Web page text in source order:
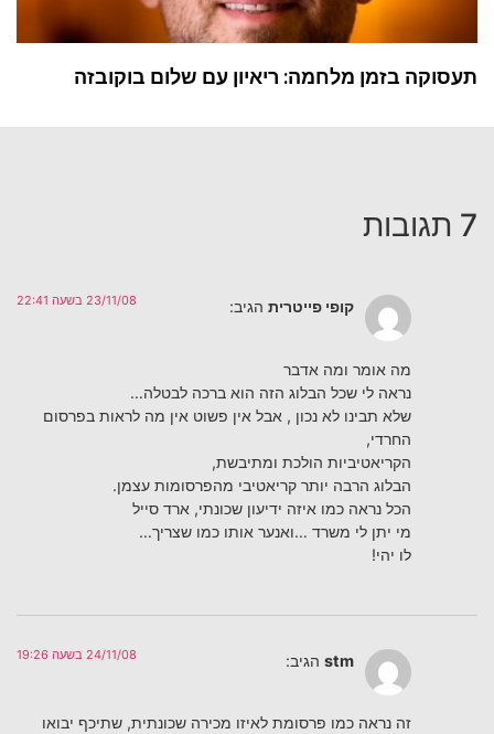
תעסוקה בזמן מלחמה: ריאיון עם שלום בוקובזה
7 תגובות
קופי פייטרית הגיב: 23/11/08 בשעה 22:41
מה אומר ומה אדבר
נראה לי שכל הבלוג הזה הוא ברכה לבטלה…
שלא תבינו לא נכון , אבל אין פשוט אין מה לראות בפרסום
החרדי,
הקריאטיביות הולכת ומתיבשת,
הבלוג הרבה יותר קריאטיבי מהפרסומות עצמן.
הכל נראה כמו איזה ידיעון שכונתי, ארד סייל
מי יתן לי משרד …ואנער אותו כמו שצריך…
לו יהי!
stm הגיב: 24/11/08 בשעה 19:26
זה נראה כמו פרסומת לאיזו מכירה שכונתית, שתיכף יבואו